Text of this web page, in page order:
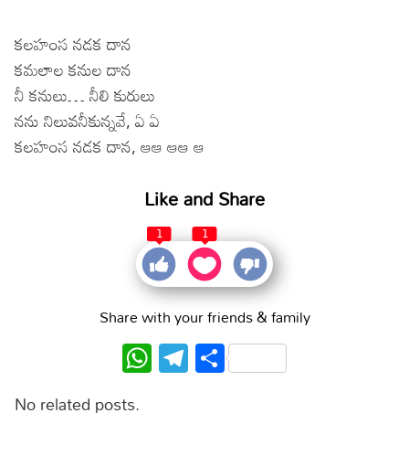
కలహంస నడక దాన
కమలాల కనుల దాన
నీ కనులు… నీలి కురులు
నను నిలువనీకున్నవే, ఏ ఏ
కలహంస నడక దాన, ఆఆ ఆఆ ఆ
Like and Share
1 1
Share with your friends & family
WhatsApp
Telegram
Share
No related posts.